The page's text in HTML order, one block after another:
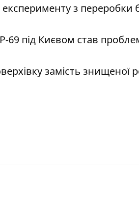
з переробки
69 під Києвом став
замість знищеної